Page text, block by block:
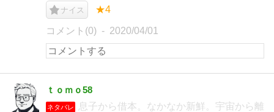
ナイス ★4
コメント(0) 2020/04/01
ｔｏｍｏ58
ネタバレ
息子から借本。なかなか新鮮。宇宙から離